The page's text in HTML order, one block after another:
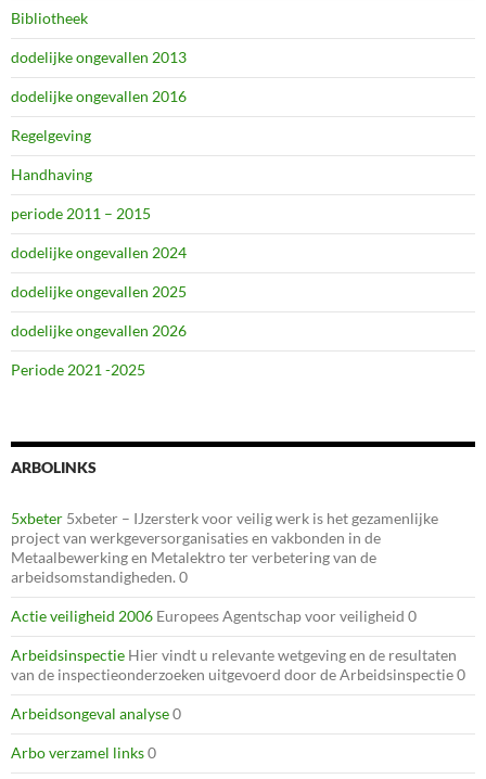
Bibliotheek
dodelijke ongevallen 2013
dodelijke ongevallen 2016
Regelgeving
Handhaving
periode 2011 – 2015
dodelijke ongevallen 2024
dodelijke ongevallen 2025
dodelijke ongevallen 2026
Periode 2021 -2025
ARBOLINKS
5xbeter 5xbeter – IJzersterk voor veilig werk is het gezamenlijke
project van werkgeversorganisaties en vakbonden in de
Metaalbewerking en Metalektro ter verbetering van de
arbeidsomstandigheden. 0
Actie veiligheid 2006 Europees Agentschap voor veiligheid 0
Arbeidsinspectie Hier vindt u relevante wetgeving en de resultaten
van de inspectieonderzoeken uitgevoerd door de Arbeidsinspectie 0
Arbeidsongeval analyse0
Arbo verzamel links0